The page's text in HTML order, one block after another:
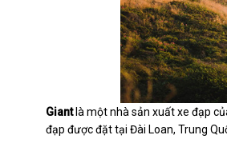
Giant là một nhà sản xuất xe đạp
đạp được đặt tại Đài Loan, Trung